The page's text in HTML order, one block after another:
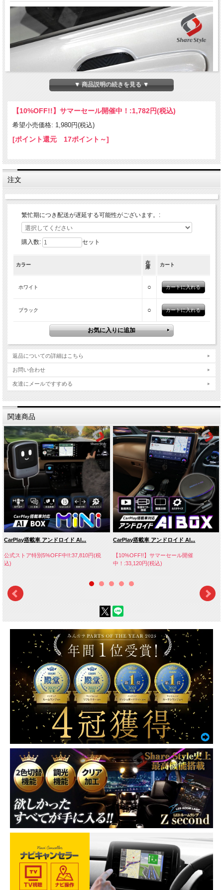
▼ 商品説明の続きを見る ▼
【10%OFF!!】サマーセール開催中！:1,782円(税込)
希望小売価格: 1,980円(税込)
[ポイント還元 17ポイント～]
注文
繁忙期につき配送が遅延する可能性がございます。:
購入数: セット
カラー
在
庫
カート
ホワイト ○
ブラック ○
返品についての詳細はこちら
お問い合わせ
友達にメールですすめる
関連商品
CarPlay搭載車 アンドロイド AI...
公式ストア特別5%OFF中!!:37,810円(税
込)
CarPlay搭載車 アンドロイド AI...
【10%OFF!!】サマーセール開催
中！:33,120円(税込)